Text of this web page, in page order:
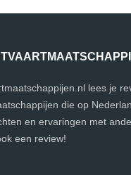
lees je
die op
en ervaringen met
een review!